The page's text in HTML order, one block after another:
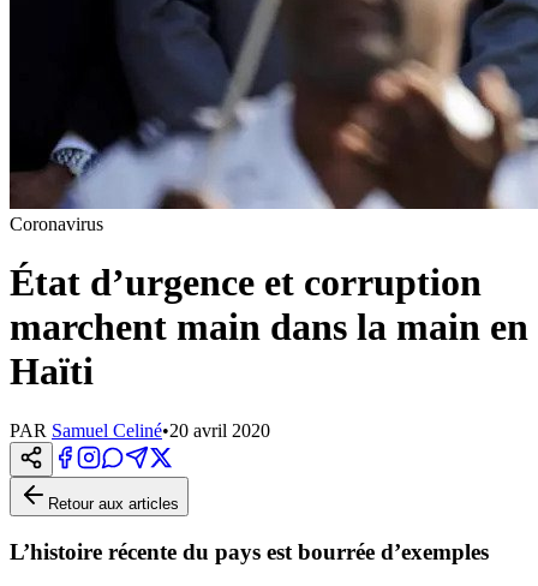
Coronavirus
État d’urgence et corruption
marchent main dans la main en
Haïti
PAR Samuel Celiné•20 avril 2020
Retour aux articles
L’histoire récente du pays est bourrée d’exemples